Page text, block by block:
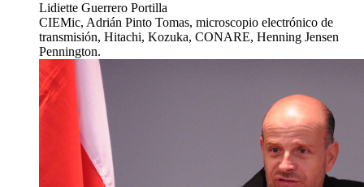
Lidiette Guerrero Portilla
CIEMic, Adrián Pinto Tomas, microscopio electrónico de
transmisión, Hitachi, Kozuka, CONARE, Henning Jensen
Pennington.